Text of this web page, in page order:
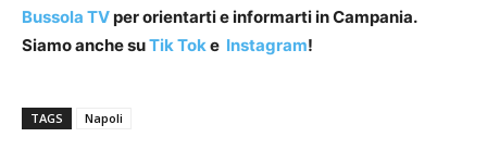
Bussola TVper orientarti e informarti in Campania.
Siamo anche suTik Toke Instagram!
TAGS Napoli